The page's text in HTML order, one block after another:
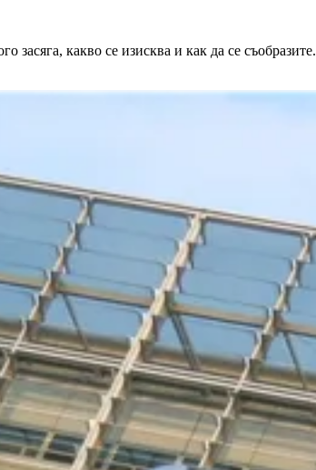
засяга, какво се изисква и как да се съобразите.